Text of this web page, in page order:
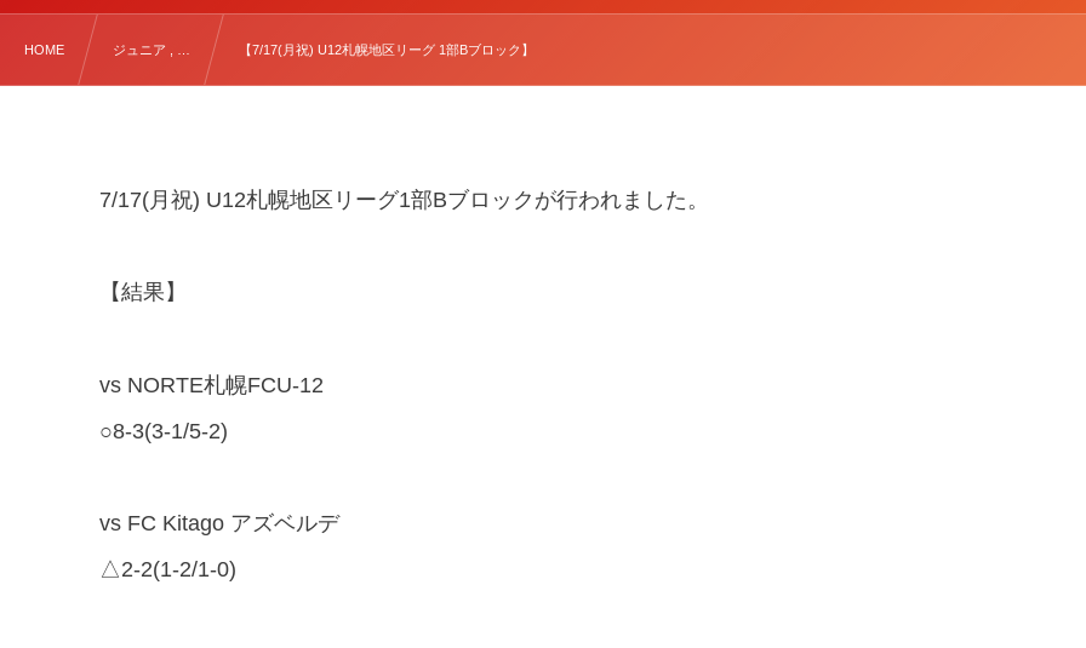
HOME ジュニア , … 【7/17(月祝) U12札幌地区リーグ 1部Bブロック】
7/17( 月祝) U12札幌地区リーグ1部Bブロックが行われました。
【結果】
vs NORTE札幌FCU-12
○8-3(3-1/5-2)
vs FC Kitago アズベルデ
△2-2(1-2/1-0)